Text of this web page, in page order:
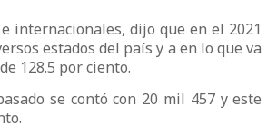
internacionales, dijo que en el 2021
estados del país y a en lo que va
128.5 por ciento.
se contó con 20 mil 457 y este